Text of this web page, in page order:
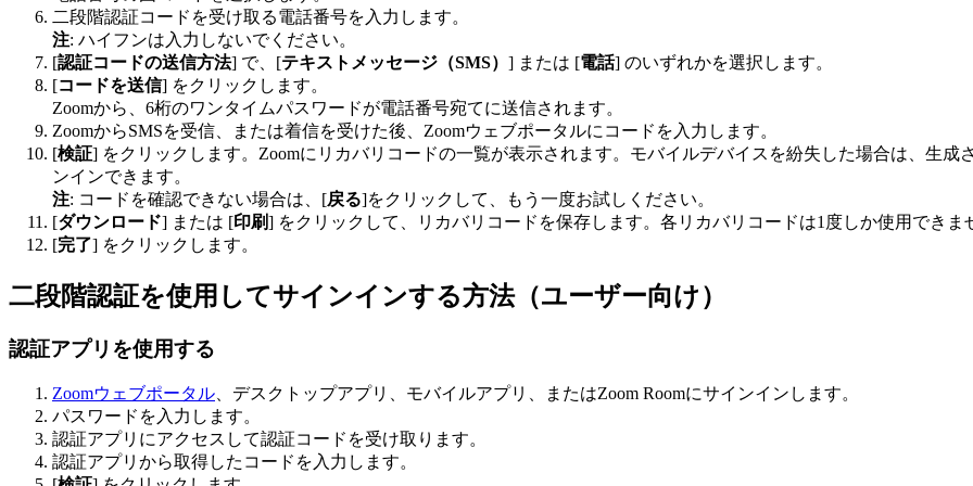
二段階認証コードを受け取る電話番号を入力します。
注: ハイフンは入力しないでください。
[認証コードの送信方法] で、[テキストメッセージ（SMS） ] または [電話] のいずれかを選択します。
[コードを送信] をクリックします。
Zoomから、6桁のワンタイムパスワードが電話番号宛てに送信されます。
ZoomからSMSを受信、または着信を受けた後、Zoomウェブポータルにコードを入力します。
[検証] をクリックします。Zoomにリカバリコードの一覧が表示されます。モバイルデバイスを紛失した場合は、生
ンインできます。
注: コードを確認できない場合は、[戻る]をクリックして、もう一度お試しください。
[ダウンロード] または [印刷] をクリックして、リカバリコードを保存します。各リカバリコードは1度しか使用できま
[完了] をクリックします。
二段階認証を使用してサインインする方法（ユーザー向け）
認証アプリを使用する
Zoomウェブポータル 、デスクトップアプリ、モバイルアプリ、またはZoom Roomにサインインします。
パスワードを入力します。
認証アプリにアクセスして認証コードを受け取ります。
認証アプリから取得したコードを入力します。